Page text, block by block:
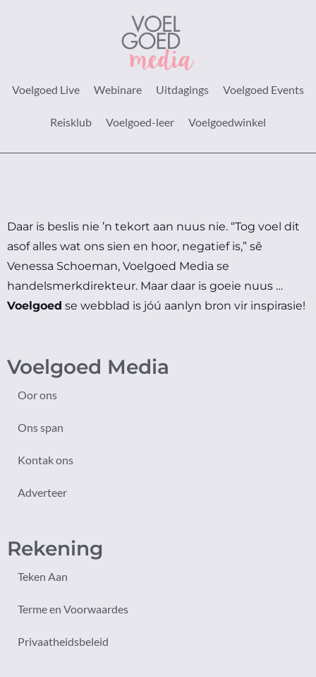
Voelgoed Live Webinare Uitdagings Voelgoed Events
Reisklub Voelgoed-leer Voelgoedwinkel
Daar is beslis nie ’n tekort aan nuus nie. “Tog voel dit
asof alles wat ons sien en hoor, negatief is,” sê
Venessa Schoeman, Voelgoed Media se
handelsmerkdirekteur. Maar daar is goeie nuus …
Voelgoed se webblad is jóú aanlyn bron vir inspirasie!
Voelgoed Media
Oor ons
Ons span
Kontak ons
Adverteer
Rekening
Teken Aan
Terme en Voorwaardes
Privaatheidsbeleid